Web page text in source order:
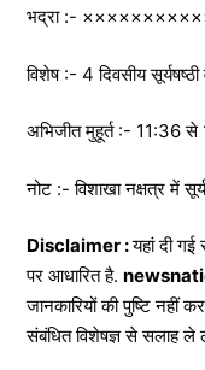
भद्रा :-
विशेष :- 4 दिवसीय
अभिजीत मुहूर्त :- 11:36
नोट :- विशाखा नक्षत्र में
Disclaimer :यहां दी गई
पर आधारित है.
जानकारियों की पुष्टि नहीं
संबंधित विशेषज्ञ से सलाह ले